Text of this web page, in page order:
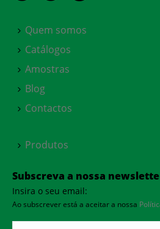
Quem somos
Catálogos
Amostras
Blog
Contactos
Produtos
Subscreva a nossa
Insira o seu email:
Ao subscrever está a aceitar a nossa